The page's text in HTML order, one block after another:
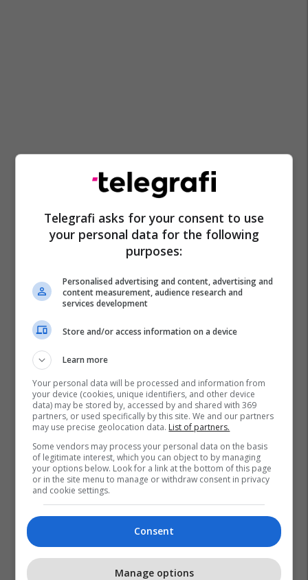
Telegrafi asks for your consent to use
your personal data for the following
purposes:
Personalised advertising and content, advertising and
content measurement, audience research and
services development
Store and/or access information on a device
Learn more
Your personal data will be processed and information from
your device (cookies, unique identifiers, and other device
data) may be stored by, accessed by and shared with 369
partners, or used specifically by this site. We and our partners
may use precise geolocation data. List of partners.
Some vendors may process your personal data on the basis
of legitimate interest, which you can object to by managing
your options below. Look for a link at the bottom of this page
or in the site menu to manage or withdraw consent in privacy
and cookie settings.
Consent
Manage options